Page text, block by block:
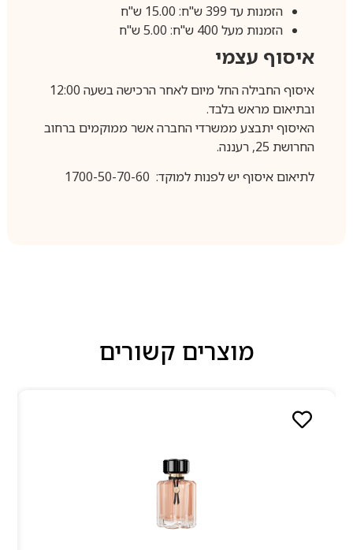
הזמנות עד 399 ש"ח: 15.00 ש"ח
הזמנות מעל 400 ש"ח: 5.00 ש"ח
איסוף עצמי
איסוף החבילה החל מיום לאחר הרכישה בשעה 12:00
ובתיאום מראש בלבד.
האיסוף יתבצע ממשרדי החברה אשר ממוקמים ברחוב
החרושת 25, רעננה.
לתיאום איסוף יש לפנות למוקד: 1700-50-70-60
מוצרים קשורים